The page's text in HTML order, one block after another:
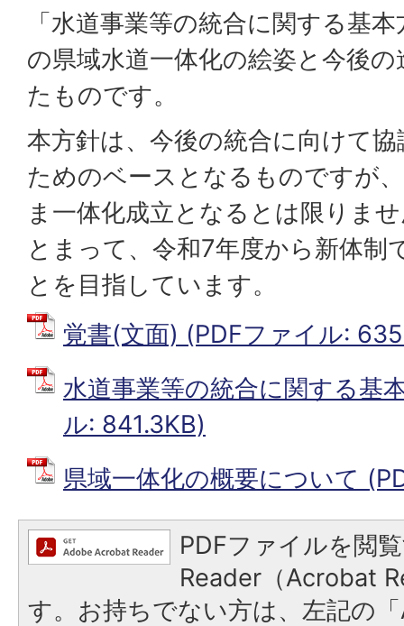
「水道事業等の統合に関する基
の県域水道一体化の絵姿と今後
たものです。
本方針は、今後の統合に向けて
ためのベースとなるものですが
ま一体化成立となるとは限りま
とまって、令和7年度から新体制
とを目指しています。
覚書(文面) (PDFファイル:
水道事業等の統合に関する基
ル: 841.3KB)
県域一体化の概要について
PDFファイルを閲
Reader（Acrobat
す。お持ちでない方は、左記の